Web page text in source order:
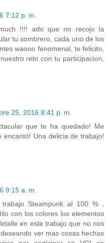
7:12 p. m.
!!!! ado que no recojo la
tu sombrero, cada uno de los
waooo fenomenal, te felicito,
reto con tu participacion,
25, 2016 8:41 p. m.
que te ha quedado! Me
encantó! Una delicia de trabajo!
9:15 a. m.
Steampunk al 100 % ,
con los colores los elementos
en este trabajo que no nos
ver mas cosas hechas